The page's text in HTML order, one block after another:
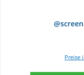
Preise